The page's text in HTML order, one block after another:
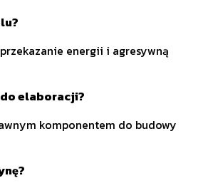
energii i agresywną
do elaboracji?
komponentem do budowy